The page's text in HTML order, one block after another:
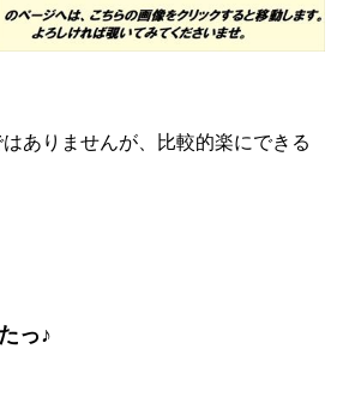
ありませんが、比較的楽にできる
っ♪